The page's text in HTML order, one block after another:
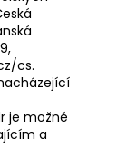
cs.
je možné
a